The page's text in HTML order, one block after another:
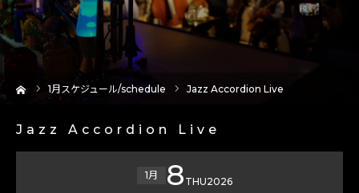
1月スケジュール/schedule Jazz Accordion Live
Jazz Accordion Live
1月 8 THU2026